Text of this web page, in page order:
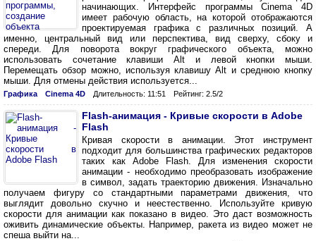
начинающих. Интерфейс программы Cinema 4D
имеет рабочую область, на которой отображаются
проектируемая графика с различных позиций. А
именно, центральный вид или перспектива, вид сверху, сбоку и
спереди. Для поворота вокруг графического объекта, можно
использовать сочетание клавиши Alt и левой кнопки мыши.
Перемещать обзор можно, используя клавишу Alt и среднюю кнопку
мыши. Для отмены действия используется...
Графика Cinema 4D Длительность: 11:51 Рейтинг: 2.5/2
Flash-анимация - Кривые скорости в Adobe
Flash
Кривая скорости в анимации. Этот инструмент
подходит для большинства графических редакторов
таких как Adobe Flash. Для изменения скорости
анимации - необходимо преобразовать изображение
в символ, задать траекторию движения. Изначально
получаем фигуру со стандартными параметрами движения, что
выглядит довольно скучно и неестественно. Используйте кривую
скорости для анимации как показано в видео. Это даст возможность
оживить динамические объекты. Например, ракета из видео может не
спеша выйти на...